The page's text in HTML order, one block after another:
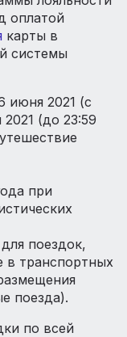
оплатой
карты в
системы
июня 2021 (с
(до 23:59
при
поездок,
транспортных
поезда).
по всей